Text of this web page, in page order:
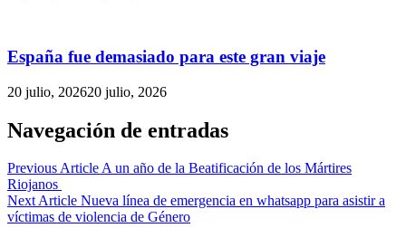
España fue demasiado para este gran viaje
20 julio, 202620 julio, 2026
Navegación de entradas
Previous ArticleA un año de la Beatificación de los Mártires
Riojanos
Next Article Nueva línea de emergencia en whatsapp para asistir a
víctimas de violencia de Género